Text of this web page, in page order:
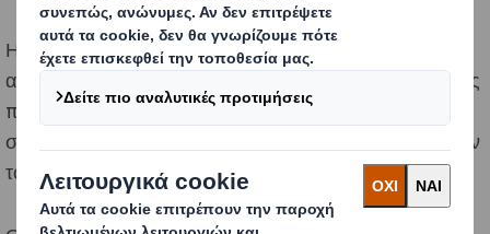
Η ομάδα της DS Smith κλήθηκε να αντιμετωπίσει αυτήν
ακριβώς την πρόκληση, την ανάπτυξη μίας συσκευασίας
που να ανταποκρίνεται στις υψηλές απαιτήσεις για
συσκευασίες που θα αναδεικνύουν και θα προστατεύουν
το αντίστοιχο brand.